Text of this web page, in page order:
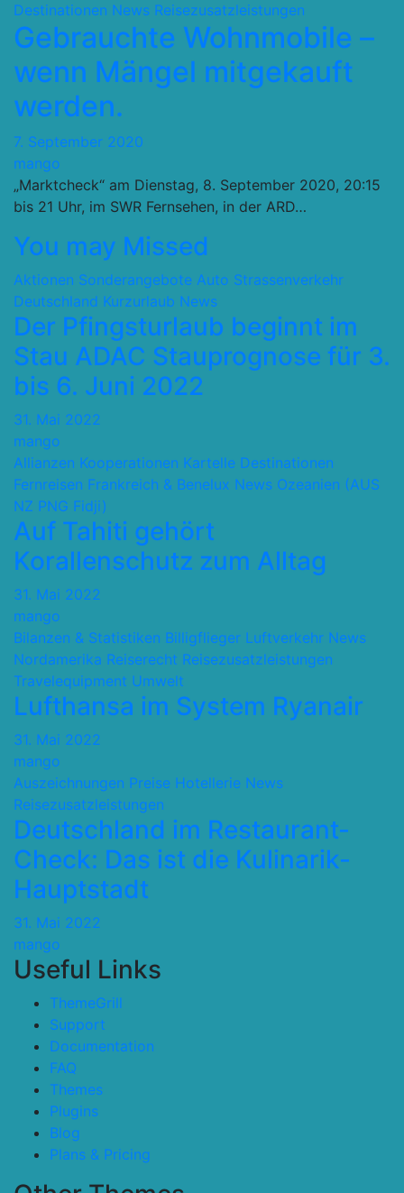
Destinationen News Reisezusatzleistungen
Gebrauchte Wohnmobile –
wenn Mängel mitgekauft
werden.
7. September 2020
mango
„Marktcheck“ am Dienstag, 8. September 2020, 20:15
bis 21 Uhr, im SWR Fernsehen, in der ARD…
You may Missed
Aktionen Sonderangebote Auto Strassenverkehr
Deutschland Kurzurlaub News
Der Pfingsturlaub beginnt im
Stau ADAC Stauprognose für 3.
bis 6. Juni 2022
31. Mai 2022
mango
Allianzen Kooperationen Kartelle Destinationen
Fernreisen Frankreich & Benelux News Ozeanien (AUS
NZ PNG Fidji)
Auf Tahiti gehört
Korallenschutz zum Alltag
31. Mai 2022
mango
Bilanzen & Statistiken Billigflieger Luftverkehr News
Nordamerika Reiserecht Reisezusatzleistungen
Travelequipment Umwelt
Lufthansa im System Ryanair
31. Mai 2022
mango
Auszeichnungen Preise Hotellerie News
Reisezusatzleistungen
Deutschland im Restaurant-
Check: Das ist die Kulinarik-
Hauptstadt
31. Mai 2022
mango
Useful Links
ThemeGrill
Support
Documentation
FAQ
Themes
Plugins
Blog
Plans & Pricing